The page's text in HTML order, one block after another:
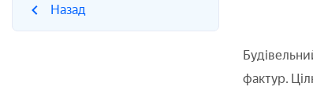
Назад
фактур.